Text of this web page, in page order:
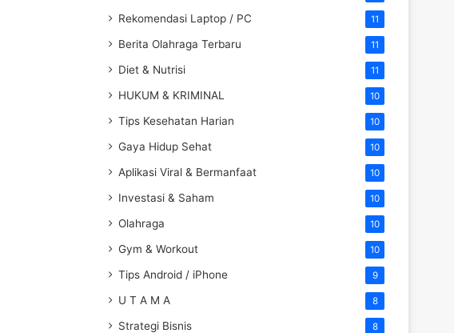
Rekomendasi Laptop / PC 11
Berita Olahraga Terbaru 11
Diet & Nutrisi 11
HUKUM & KRIMINAL 10
Tips Kesehatan Harian 10
Gaya Hidup Sehat 10
Aplikasi Viral & Bermanfaat 10
Investasi & Saham 10
Olahraga 10
Gym & Workout 10
Tips Android / iPhone 9
U T A M A 8
Strategi Bisnis 8